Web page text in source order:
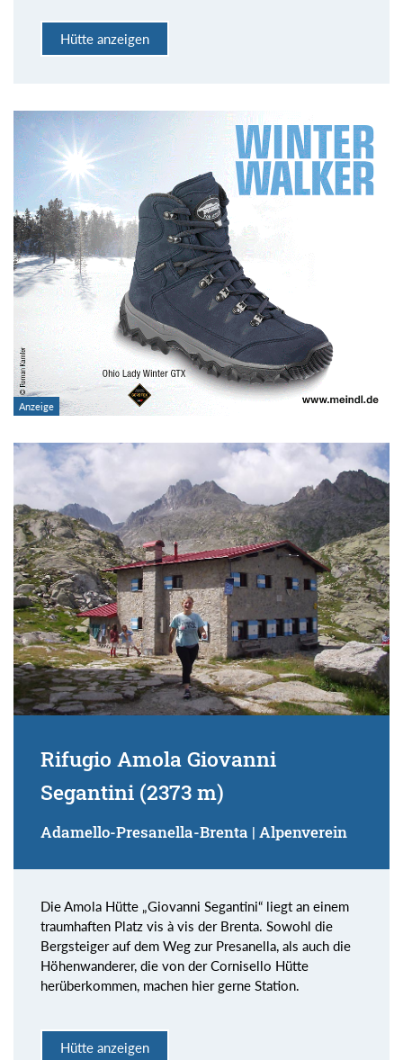
Hütte anzeigen
Rifugio Amola Giovanni
Segantini (2373 m)
Adamello-Presanella-Brenta | Alpenverein
Die Amola Hütte „Giovanni Segantini“ liegt an einem
traumhaften Platz vis à vis der Brenta. Sowohl die
Bergsteiger auf dem Weg zur Presanella, als auch die
Höhenwanderer, die von der Cornisello Hütte
herüberkommen, machen hier gerne Station.
Hütte anzeigen